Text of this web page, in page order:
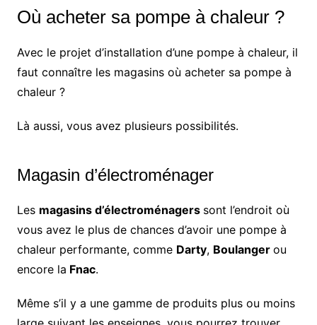
Où acheter sa pompe à chaleur ?
Avec le projet d’installation d’une pompe à chaleur, il
faut connaître les magasins où acheter sa pompe à
chaleur ?
Là aussi, vous avez plusieurs possibilités.
Magasin d’électroménager
Les magasins d’électroménagers sont l’endroit où
vous avez le plus de chances d’avoir une pompe à
chaleur performante, comme Darty, Boulanger ou
encore la Fnac.
Même s’il y a une gamme de produits plus ou moins